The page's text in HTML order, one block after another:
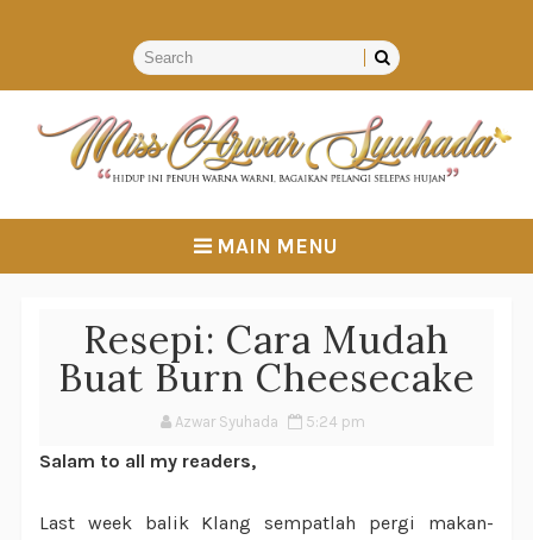
MAIN MENU
Resepi: Cara Mudah
Buat Burn Cheesecake
Azwar Syuhada 5:24 pm
Salam to all my readers,
Last week balik Klang sempatlah pergi makan-